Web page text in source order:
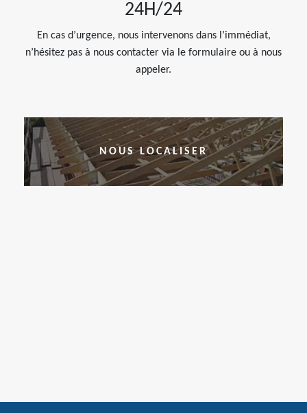
24H/24
En cas d’urgence, nous intervenons dans l’immédiat,
n’hésitez pas à nous contacter via le formulaire ou à nous
appeler.
NOUS LOCALISER